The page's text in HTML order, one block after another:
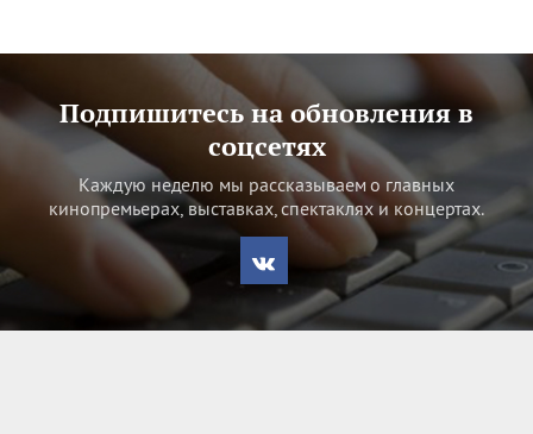
Подпишитесь на обновления в
соцсетях
Каждую неделю мы рассказываем о главных
кинопремьерах, выставках, спектаклях и концертах.